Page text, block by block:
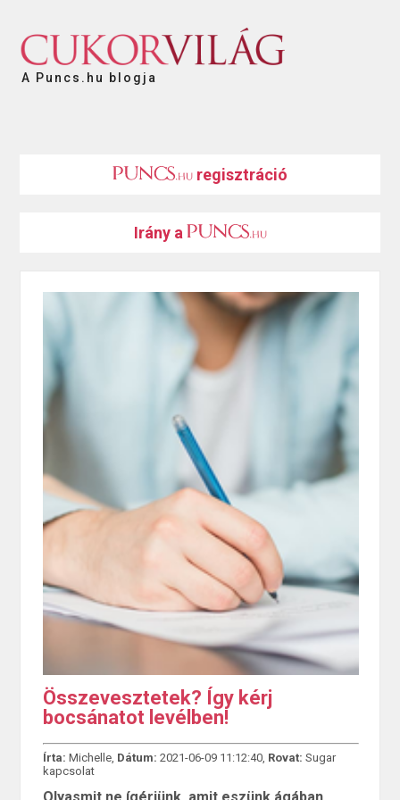
A Puncs.hu blogja
regisztráció
Irány a
Összevesztetek? Így kérj
bocsánatot levélben!
Írta: Michelle, Dátum: 2021-06-09 11:12:40, Rovat: Sugar
kapcsolat